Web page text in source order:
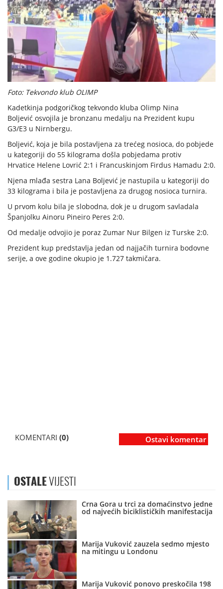
Foto: Tekvondo klub OLIMP
Kadetkinja podgoričkog tekvondo kluba Olimp Nina
Boljević osvojila je bronzanu medalju na Prezident kupu
G3/E3 u Nirnbergu.
Boljević, koja je bila postavljena za trećeg nosioca, do pobjede
u kategoriji do 55 kilograma došla pobjedama protiv
Hrvatice Helene Lovrić 2:1 i Francuskinjom Firdus Hamadu 2:0.
Njena mlađa sestra Lana Boljević je nastupila u kategoriji do
33 kilograma i bila je postavljena za drugog nosioca turnira.
U prvom kolu bila je slobodna, dok je u drugom savladala
Španjolku Ainoru Pineiro Peres 2:0.
Od medalje odvojio je poraz Zumar Nur Bilgen iz Turske 2:0.
Prezident kup predstavlja jedan od najjačih turnira bodovne
serije, a ove godine okupio je 1.727 takmičara.
KOMENTARI (0) Ostavi komentar
OSTALEVIJESTI
Crna Gora u trci za domaćinstvo jedne
od najvećih biciklističkih manifestacija
Marija Vuković zauzela sedmo mjesto
na mitingu u Londonu
Marija Vuković ponovo preskočila 198